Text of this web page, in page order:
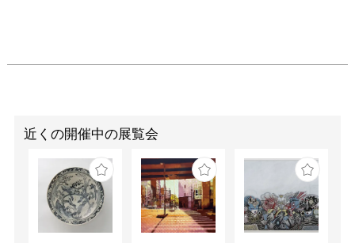
近くの開催中の展覧会